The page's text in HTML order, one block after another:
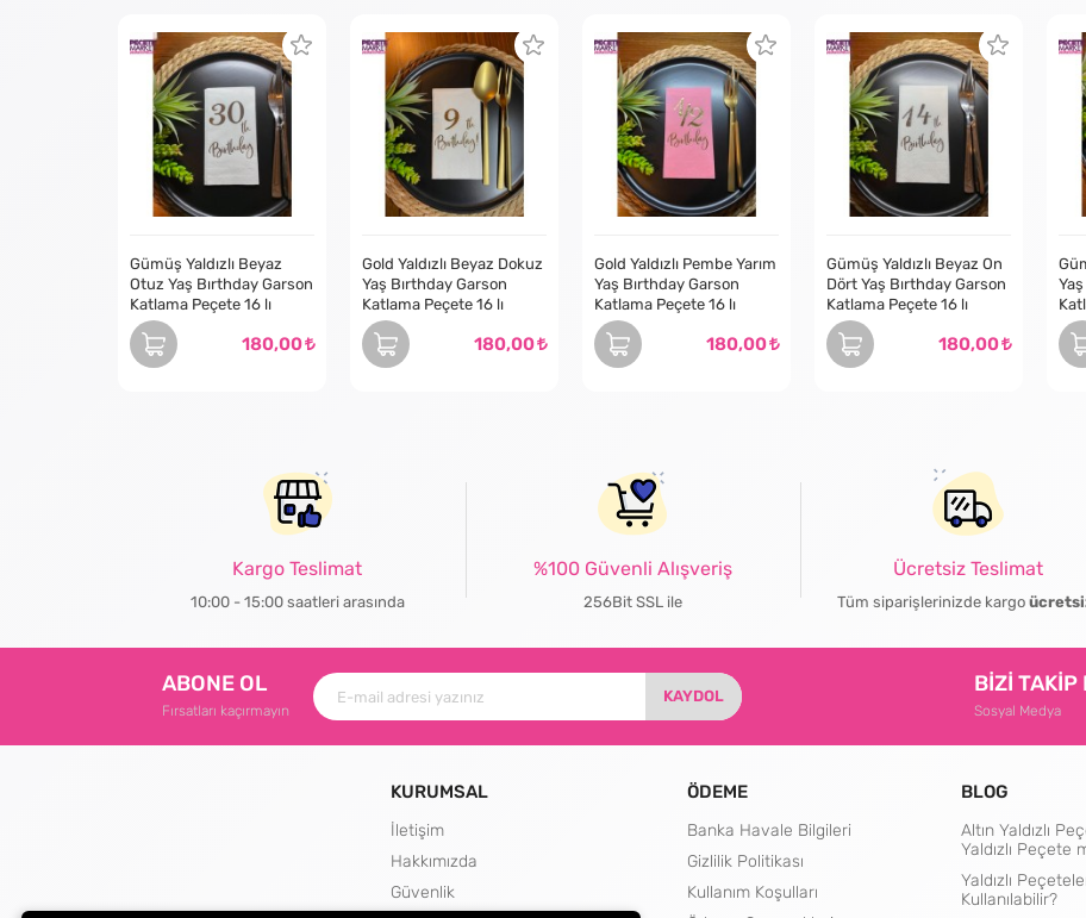
Gümüş Yaldızlı Beyaz
Otuz Yaş Bırthday Garson
Katlama Peçete 16 lı
180,00
Gold Yaldızlı Beyaz Dokuz
Yaş Bırthday Garson
Katlama Peçete 16 lı
180,00
Gold Yaldızlı Pembe Yarım
Yaş Bırthday Garson
Katlama Peçete 16 lı
180,00
Gümüş Yaldızlı Beyaz On
Dört Yaş Bırthday Garson
Katlama Peçete 16 lı
180,00
Kargo Teslimat
10:00 - 15:00 saatleri arasında
%100 Güvenli Alışveriş
256Bit SSL ile
Ücretsiz Teslimat
Tüm siparişlerinizde kargo
ABONE OL
Fırsatları kaçırmayın
KAYDOL
BİZİ TAKİP
Sosyal Medya
KURUMSAL
İletişim
Hakkımızda
Güvenlik
ÖDEME
Banka Havale Bilgileri
Gizlilik Politikası
Kullanım Koşulları
BLOG
Altın Yaldızlı
Yaldızlı Peçete
Yaldızlı
Kullanılabilir?